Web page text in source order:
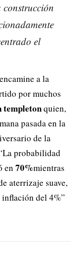
construcción
el
a la
por muchos
quien,
pasada en la
de la
probabilidad
en 70%mientras
aterrizaje suave,
del 4%”